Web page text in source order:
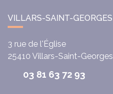
VILLARS-SAINT-GEORGES
3 rue de l'Église
25410 Villars-Saint-Georges
03 81 63 72 93